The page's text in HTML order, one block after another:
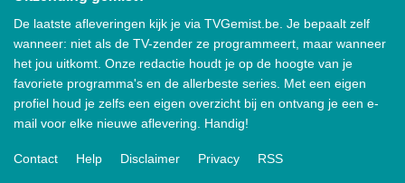
De laatste afleveringen kijk je via TVGemist.be. Je bepaalt zelf
wanneer: niet als de TV-zender ze programmeert, maar wanneer
het jou uitkomt. Onze redactie houdt je op de hoogte van je
favoriete programma's en de allerbeste series. Met een eigen
profiel houd je zelfs een eigen overzicht bij en ontvang je een e-
mail voor elke nieuwe aflevering. Handig!
Contact Help Disclaimer Privacy RSS